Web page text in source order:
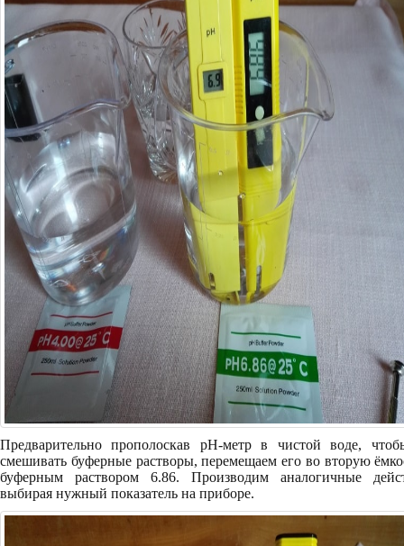
Предварительно прополоскав pH-метр в чистой воде,
смешивать буферные растворы, перемещаем его во вторую
буферным раствором 6.86. Производим аналогичные
выбирая нужный показатель на приборе.